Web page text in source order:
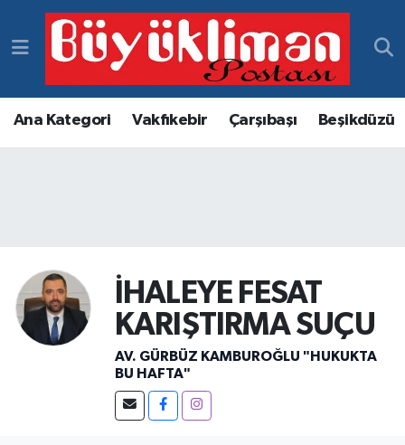
Ana Kategori Vakfıkebir Çarşıbaşı Beşikdüzü
İHALEYE FESAT
KARIŞTIRMA SUÇU
AV. GÜRBÜZ KAMBUROĞLU "HUKUKTA
BU HAFTA"
Vakfıkebir Hava Durumu
Vakfıkebir Trafik Yoğunluk Haritası
Haber Arşivi